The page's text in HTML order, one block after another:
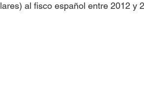
al fisco español entre 2012 y